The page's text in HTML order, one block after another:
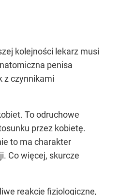
kolejności lekarz musi
penisa
z czynnikami
To odruchowe
przez kobietę.
to ma charakter
Co więcej, skurcze
reakcje fizjologiczne,